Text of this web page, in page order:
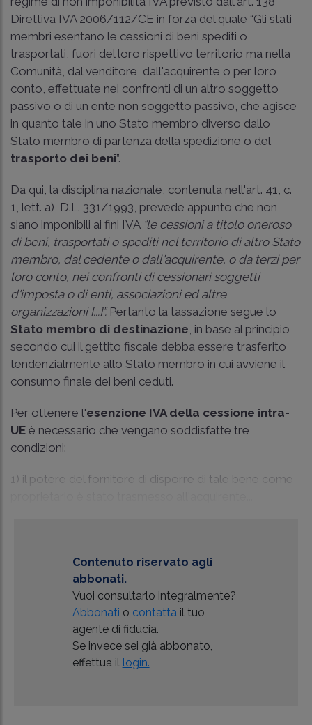
Direttiva IVA 2006/112/CE in forza del quale “Gli stati
membri esentano le cessioni di beni spediti o
trasportati, fuori del loro rispettivo territorio ma nella
Comunità, dal venditore, dall'acquirente o per loro
conto, effettuate nei confronti di un altro soggetto
passivo o di un ente non soggetto passivo, che agisce
in quanto tale in uno Stato membro diverso dallo
Stato membro di partenza della spedizione o del
trasporto dei beni”.
Da qui, la disciplina nazionale, contenuta nell'art. 41, c.
1, lett. a), D.L. 331/1993, prevede appunto che non
siano imponibili ai fini IVA “le cessioni a titolo oneroso
di beni, trasportati o spediti nel territorio di altro Stato
membro, dal cedente o dall'acquirente, o da terzi per
loro conto, nei confronti di cessionari soggetti
d'imposta o di enti, associazioni ed altre
organizzazioni [...]”. Pertanto la tassazione segue lo
Stato membro di destinazione , in base al principio
secondo cui il gettito fiscale debba essere trasferito
tendenzialmente allo Stato membro in cui avviene il
consumo finale dei beni ceduti.
Per ottenere l'esenzione IVA della cessione intra-
UE è necessario che vengano soddisfatte tre
condizioni:
1) il potere del fornitore di disporre di tale bene come
Contenuto riservato agli
abbonati.
Vuoi consultarlo integralmente?
Abbonati o contatta il tuo
agente di fiducia.
Se invece sei già abbonato,
effettua il login.